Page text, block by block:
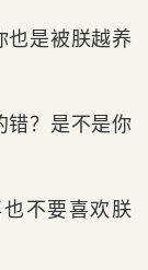
也是被朕越养
错？是不是你
不要喜欢朕